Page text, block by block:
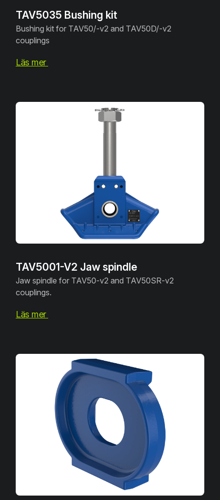
TAV5035 Bushing kit
Bushing kit for TAV50/-v2 and TAV50D/-v2
couplings
Läs mer
TAV5001-V2 Jaw spindle
Jaw spindle for TAV50-v2 and TAV50SR-v2
couplings.
Läs mer